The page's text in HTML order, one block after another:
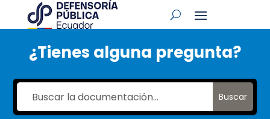
¿Tienes alguna pregunta?
Buscar